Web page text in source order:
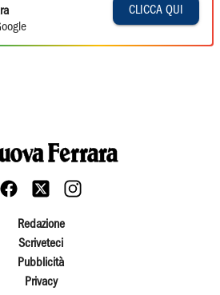
CLICCA QUI
Redazione
Scriveteci
Pubblicità
Privacy